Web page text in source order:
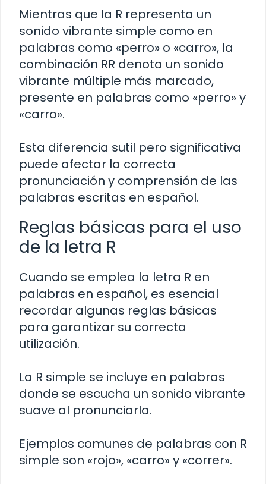
Mientras que la R representa un
sonido vibrante simple como en
palabras como «perro» o «carro», la
combinación RR denota un sonido
vibrante múltiple más marcado,
presente en palabras como «perro» y
«carro».
Esta diferencia sutil pero significativa
puede afectar la correcta
pronunciación y comprensión de las
palabras escritas en español.
Reglas básicas para el uso
de la letra R
Cuando se emplea la letra R en
palabras en español, es esencial
recordar algunas reglas básicas
para garantizar su correcta
utilización.
La R simple se incluye en palabras
donde se escucha un sonido vibrante
suave al pronunciarla.
Ejemplos comunes de palabras con R
simple son «rojo», «carro» y «correr».